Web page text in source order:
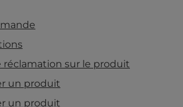
réclamation sur le produit
un produit
un produit